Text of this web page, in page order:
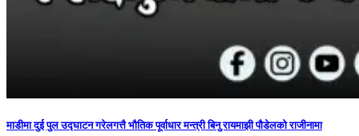
माडीमा दुई पुल उद्घाटन गरेलगत्तै भौतिक पूर्वाधार मन्त्री बिनु रायमाझी पौडेलको राजीनामा